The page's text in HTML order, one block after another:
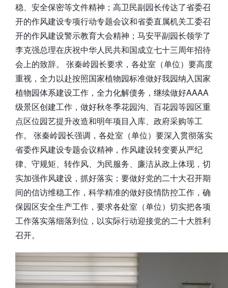
稳、安全保密等文件精神；高卫民副园长传达了省委召
开的作风建设专项行动专题会议和省委直属机关工委召
开的作风建设警示教育大会精神；马安平副园长领学了
李克强总理在庆祝中华人民共和国成立七十三周年招待
会上的致辞。 张秦岭园长要求，各处室（单位）要高度
重视，全力以赴按照国家植物园标准做好我园纳入国家
植物园体系建设工作，全力化解债务，继续做好AAAA
级景区创建工作，做好秋冬季花园沟、百花园等园区重
点区位园艺提升改造和明年项目入库、政府采购等工
作。 张秦岭园长强调，各处室（单位）要深入贯彻落实
省委作风建设专题会议精神，作风建设转变要从严纪
律、守规矩、转作风、为民服务、廉洁从政上体现，切
实加强作风建设，抓好落实；要做好党的二十大召开期
间的信访维稳工作，科学精准的做好疫情防控工作，确
保园区安全生产工作，要求各处室（单位）切实把各项
工作落实落细落到位，以实际行动迎接党的二十大胜利
召开。